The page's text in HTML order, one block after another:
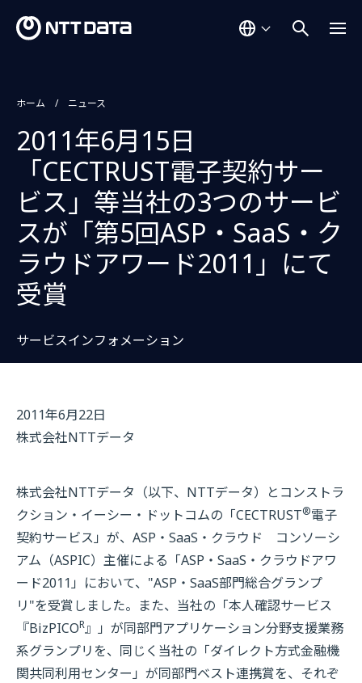
ホーム ニュース
2011年6月15日
「CECTRUST電子契約サー
ビス」等当社の3つのサービ
スが「第5回ASP・SaaS・ク
ラウドアワード2011」にて
受賞
サービスインフォメーション
2011年6月22日
株式会社NTTデータ
株式会社NTTデータ（以下、NTTデータ）とコンストラ
クション・イーシー・ドットコムの「CECTRUST®電子
契約サービス」が、ASP・SaaS・クラウド コンソーシ
アム（ASPIC）主催による「ASP・SaaS・クラウドアワ
ード2011」において、"ASP・SaaS部門総合グランプ
リ"を受賞しました。また、当社の「本人確認サービス
『BizPICOR』」が同部門アプリケーション分野支援業務
系グランプリを、同じく当社の「ダイレクト方式金融機
関共同利用センター」が同部門ベスト連携賞を、それぞ